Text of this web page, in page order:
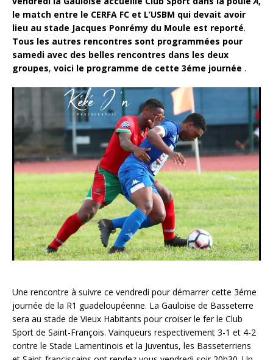
le match entre le CERFA FC et L’USBM qui devait avoir
lieu au stade Jacques Ponrémy du Moule est reporté.
Tous les autres rencontres sont programmées pour
samedi avec des belles rencontres dans les deux
groupes, voici le programme de cette 3éme journée .
Une rencontre à suivre ce vendredi pour démarrer cette 3éme
journée de la R1 guadeloupéenne. La Gauloise de Basseterre
sera au stade de Vieux Habitants pour croiser le fer le Club
Sport de Saint-François. Vainqueurs respectivement 3-1 et 4-2
contre le Stade Lamentinois et la Juventus, les Basseterriens